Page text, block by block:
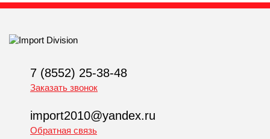
7 (8552) 25-38-48
Заказать звонок
import2010@yandex.ru
Обратная связь